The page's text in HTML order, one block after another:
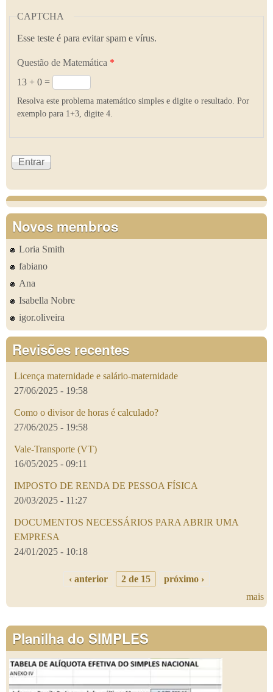
CAPTCHA
Esse teste é para evitar spam e vírus.
Questão de Matemática *
13 + 0 =
Resolva este problema matemático simples e digite o resultado. Por
exemplo para 1+3, digite 4.
Novos membros
Loria Smith
fabiano
Ana
Isabella Nobre
igor.oliveira
Revisões recentes
Licença maternidade e salário-maternidade
27/06/2025 - 19:58
Como o divisor de horas é calculado?
27/06/2025 - 19:58
Vale-Transporte (VT)
16/05/2025 - 09:11
IMPOSTO DE RENDA DE PESSOA FÍSICA
20/03/2025 - 11:27
DOCUMENTOS NECESSÁRIOS PARA ABRIR UMA
EMPRESA
24/01/2025 - 10:18
‹ anterior 2 de 15
próximo ›
mais
Planilha do SIMPLES